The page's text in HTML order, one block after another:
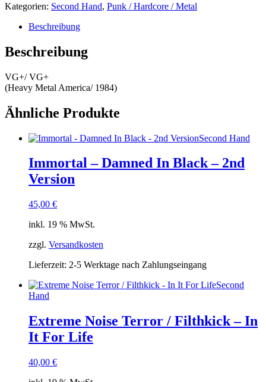
Kategorien: Second Hand, Punk / Hardcore / Metal
Beschreibung
Beschreibung
VG+/ VG+
(Heavy Metal America/ 1984)
Ähnliche Produkte
Second Hand
Immortal – Damned In Black – 2nd
Version
45,00 €
inkl. 19 % MwSt.
zzgl. Versandkosten
Lieferzeit: 2-5 Werktage nach Zahlungseingang
Second
Hand
Extreme Noise Terror / Filthkick – In
It For Life
40,00 €